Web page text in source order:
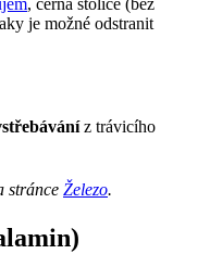
je možné odstranit
z trávicího
stránce Železo.